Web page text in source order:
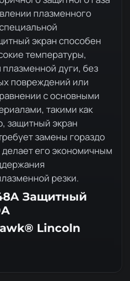
плазменного
экран способен
температуры,
дуги, без
повреждений или
с основными
такими как
защитный экран
замены гораздо
его экономичным
резки.
Защитный
Lincoln